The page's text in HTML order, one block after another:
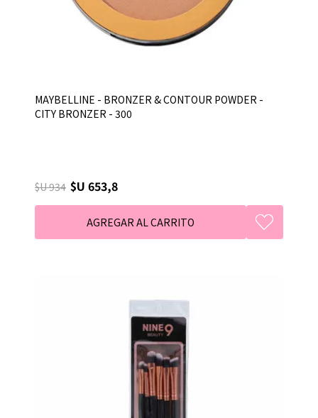
MAYBELLINE - BRONZER & CONTOUR POWDER -
CITY BRONZER - 300
$U 934 $U 653,8